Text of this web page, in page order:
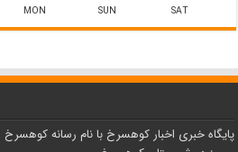
SAT
SUN
MON
پایگاه خبری اخبار کوهسرخ با نام رسانه